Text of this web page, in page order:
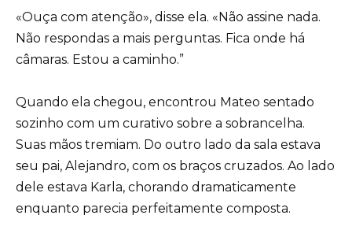
«Ouça com atenção», disse ela. «Não assine nada.
Não respondas a mais perguntas. Fica onde há
câmaras. Estou a caminho.”
Quando ela chegou, encontrou Mateo sentado
sozinho com um curativo sobre a sobrancelha.
Suas mãos tremiam. Do outro lado da sala estava
seu pai, Alejandro, com os braços cruzados. Ao lado
dele estava Karla, chorando dramaticamente
enquanto parecia perfeitamente composta.